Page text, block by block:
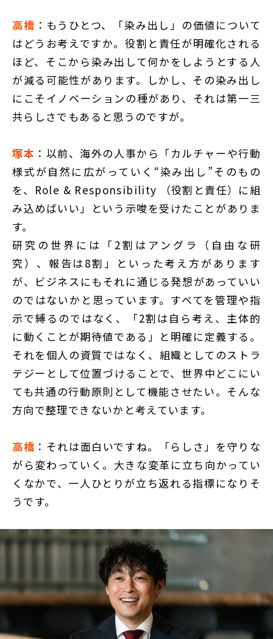
高橋 ：もうひとつ、「染み出し」の価値について
はどうお考えですか。役割と責任が明確化される
ほど、そこから染み出して何かをしようとする人
が減る可能性があります。しかし、その染み出し
にこそイノベーションの種があり、それは第一三
共らしさでもあると思うのですが。
塚本 ：以前、海外の人事から「カルチャーや行動
様式が自然に広がっていく“染み出し”そのもの
を、Role & Responsibility （役割と責任）に組
み込めばいい」という示唆を受けたことがありま
す。
研究の世界には「2割はアングラ（自由な研
究）、報告は8割」といった考え方があります
が、ビジネスにもそれに通じる発想があっていい
のではないかと思っています。すべてを管理や指
示で縛るのではなく、「2割は自ら考え、主体的
に動くことが期待値である」と明確に定義する。
それを個人の資質ではなく、組織としてのストラ
テジーとして位置づけることで、世界中どこにい
ても共通の行動原則として機能させたい。そんな
方向で整理できないかと考えています。
高橋 ：それは面白いですね。「らしさ」を守りな
がら変わっていく。大きな変革に立ち向かってい
くなかで、一人ひとりが立ち返れる指標になりそ
うです。